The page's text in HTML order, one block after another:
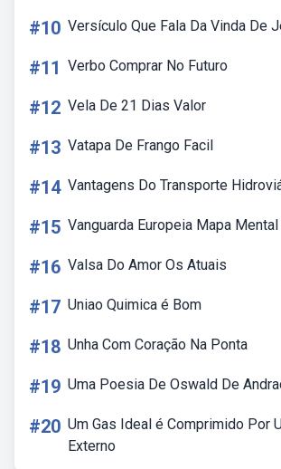
#10 Versículo Que Fala Da Vinda De
#11 Verbo Comprar No Futuro
#12 Vela De 21 Dias Valor
#13 Vatapa De Frango Facil
#14 Vantagens Do Transporte
#15 Vanguarda Europeia Mapa Mental
#16 Valsa Do Amor Os Atuais
#17 Uniao Quimica é Bom
#18 Unha Com Coração Na Ponta
#19 Uma Poesia De Oswald De
#20 Um Gas Ideal é Comprimido Por
Externo